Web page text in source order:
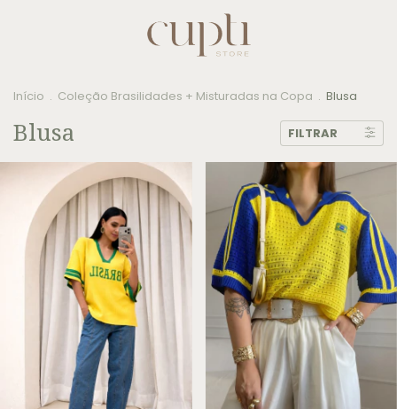
Início . Coleção Brasilidades + Misturadas na Copa . Blusa
Blusa FILTRAR